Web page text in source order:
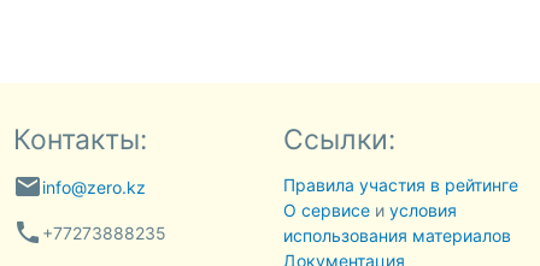
Контакты:
emailinfo@zero.kz
phone +77273888235
Ссылки:
Правила участия в рейтинге
О сервисеи условия
использования материалов
Документация